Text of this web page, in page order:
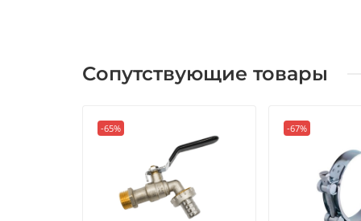
Сопутствующие товары
-65% -67%